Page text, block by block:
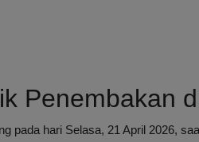
Penembakan
pada hari Selasa, 21 April 2026,